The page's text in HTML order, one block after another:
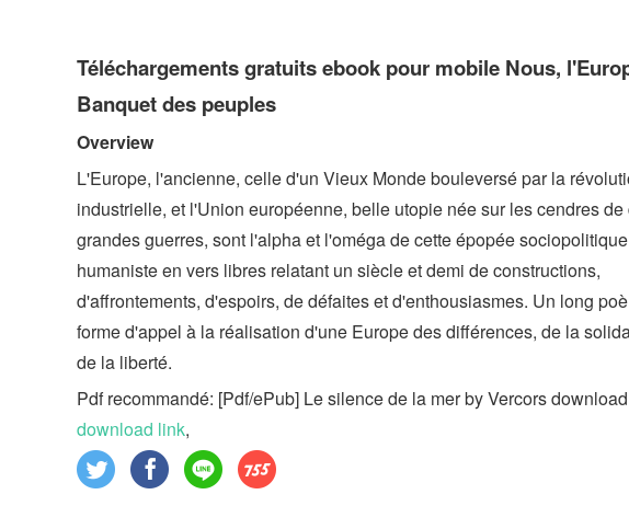
Téléchargements gratuits ebook pour mobile Nous,
Banquet des peuples
Overview
L'Europe, l'ancienne, celle d'un Vieux Monde bouleversé par la
industrielle, et l'Union européenne, belle utopie née sur les cendres de
grandes guerres, sont l'alpha et l'oméga de cette épopée
humaniste en vers libres relatant un siècle et demi de constructions,
d'affrontements, d'espoirs, de défaites et d'enthousiasmes. Un long
forme d'appel à la réalisation d'une Europe des différences, de la
de la liberté.
Pdf recommandé: [Pdf/ePub] Le silence de la mer by Vercors
download link,